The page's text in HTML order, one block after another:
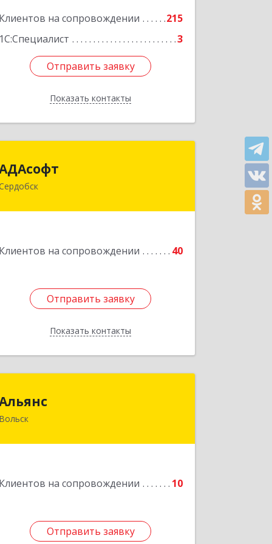
Клиентов на сопровождении
215
1С:Специалист
3
Отправить заявку
Показать контакты
Отправить заявку
Назад
Клиентов на сопровождении 40
Отправить заявку
Показать контакты
442894, Пензенская обл, Сердобск г,
Отправить заявку
Назад
Вольск
Клиентов на сопровождении 10
Отправить заявку
412900, Саратовская обл, Вольск г,
Отправить заявку